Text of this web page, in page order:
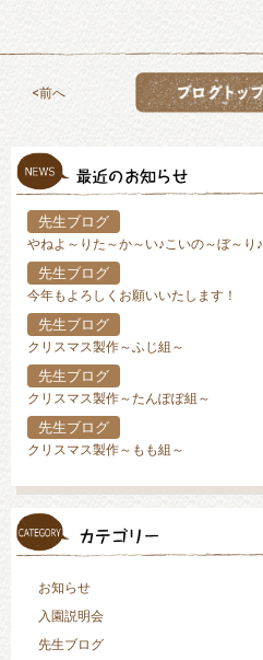
前へ
先生ブログ
やねよ～りた～か～い♪こいの～ぼ～り♪
先生ブログ
今年もよろしくお願いいたします！
先生ブログ
クリスマス製作～ふじ組～
先生ブログ
クリスマス製作～たんぽぽ組～
先生ブログ
クリスマス製作～もも組～
お知らせ
入園説明会
先生ブログ